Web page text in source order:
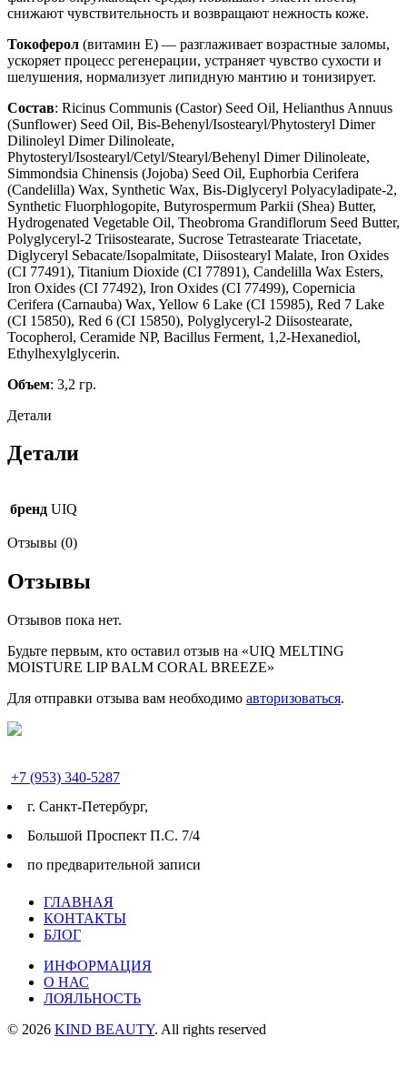
снижают чувствительность и возвращают нежность коже.
Токоферол (витамин Е) — разглаживает возрастные заломы,
ускоряет процесс регенерации, устраняет чувство сухости и
шелушения, нормализует липидную мантию и тонизирует.
Состав: Ricinus Communis (Castor) Seed Oil, Helianthus Annuus
(Sunflower) Seed Oil, Bis-Behenyl/Isostearyl/Phytosteryl Dimer
Dilinoleyl Dimer Dilinoleate,
Phytosteryl/Isostearyl/Cetyl/Stearyl/Behenyl Dimer Dilinoleate,
Simmondsia Chinensis (Jojoba) Seed Oil, Euphorbia Cerifera
(Candelilla) Wax, Synthetic Wax, Bis-Diglyceryl Polyacyladipate-2,
Synthetic Fluorphlogopite, Butyrospermum Parkii (Shea) Butter,
Hydrogenated Vegetable Oil, Theobroma Grandiflorum Seed Butter,
Polyglyceryl-2 Triisostearate, Sucrose Tetrastearate Triacetate,
Diglyceryl Sebacate/Isopalmitate, Diisostearyl Malate, Iron Oxides
(CI 77491), Titanium Dioxide (CI 77891), Candelilla Wax Esters,
Iron Oxides (CI 77492), Iron Oxides (CI 77499), Copernicia
Cerifera (Carnauba) Wax, Yellow 6 Lake (CI 15985), Red 7 Lake
(CI 15850), Red 6 (CI 15850), Polyglyceryl-2 Diisostearate,
Tocopherol, Ceramide NP, Bacillus Ferment, 1,2-Hexanediol,
Ethylhexylglycerin.
Объем: 3,2 гр.
Детали
Детали
бренд UIQ
Отзывы (0)
Отзывы
Отзывов пока нет.
Будьте первым, кто оставил отзыв на «UIQ MELTING
MOISTURE LIP BALM CORAL BREEZE»
Для отправки отзыва вам необходимо авторизоваться.
+7 (953) 340-5287
г. Cанкт-Петербург,
Большой Проспект П.С. 7/4
по предварительной записи
ГЛАВНАЯ
КОНТАКТЫ
БЛОГ
ИНФОРМАЦИЯ
О НАС
ЛОЯЛЬНОСТЬ
© 2026 KIND BEAUTY. All rights reserved